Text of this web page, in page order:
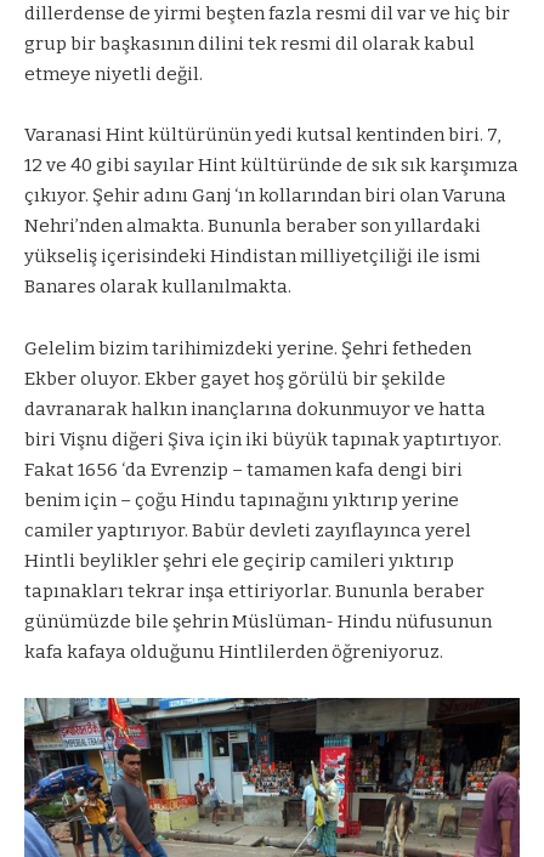
dillerdense de yirmi beşten fazla resmi dil var ve hiç bir
grup bir başkasının dilini tek resmi dil olarak kabul
etmeye niyetli değil.
Varanasi Hint kültürünün yedi kutsal kentinden biri. 7,
12 ve 40 gibi sayılar Hint kültüründe de sık sık karşımıza
çıkıyor. Şehir adını Ganj ‘ın kollarından biri olan Varuna
Nehri’nden almakta. Bununla beraber son yıllardaki
yükseliş içerisindeki Hindistan milliyetçiliği ile ismi
Banares olarak kullanılmakta.
Gelelim bizim tarihimizdeki yerine. Şehri fetheden
Ekber oluyor. Ekber gayet hoş görülü bir şekilde
davranarak halkın inançlarına dokunmuyor ve hatta
biri Vişnu diğeri Şiva için iki büyük tapınak yaptırtıyor.
Fakat 1656 ‘da Evrenzip – tamamen kafa dengi biri
benim için – çoğu Hindu tapınağını yıktırıp yerine
camiler yaptırıyor. Babür devleti zayıflayınca yerel
Hintli beylikler şehri ele geçirip camileri yıktırıp
tapınakları tekrar inşa ettiriyorlar. Bununla beraber
günümüzde bile şehrin Müslüman- Hindu nüfusunun
kafa kafaya olduğunu Hintlilerden öğreniyoruz.